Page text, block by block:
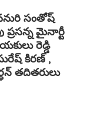
సంతోష్
మైనార్టీ
రెడ్డి
కిరణ్ ,
తదితరులు